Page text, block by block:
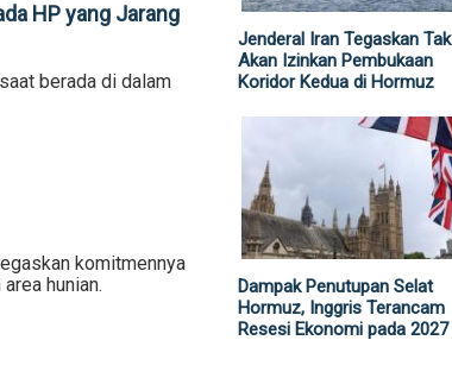
HP yang Jarang
berada di dalam
komitmennya
hunian.
Jenderal Iran Tegaskan Tak
Akan Izinkan Pembukaan
Koridor Kedua di Hormuz
Dampak Penutupan Selat
Hormuz, Inggris Terancam
Resesi Ekonomi pada 2027